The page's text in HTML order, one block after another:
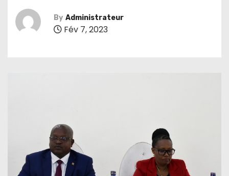
By Administrateur
Fév 7, 2023